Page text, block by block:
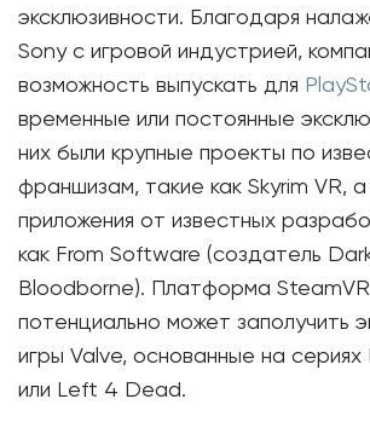
эксклюзивности. Благодаря
Sony с игровой индустрией,
возможность выпускать для
временные или постоянные
них были крупные проекты по
франшизам, такие как Skyrim VR,
приложения от известных
как From Software (создатель
Bloodborne). Платформа
потенциально может заполучить
игры Valve, основанные на сериях
или Left 4 Dead.